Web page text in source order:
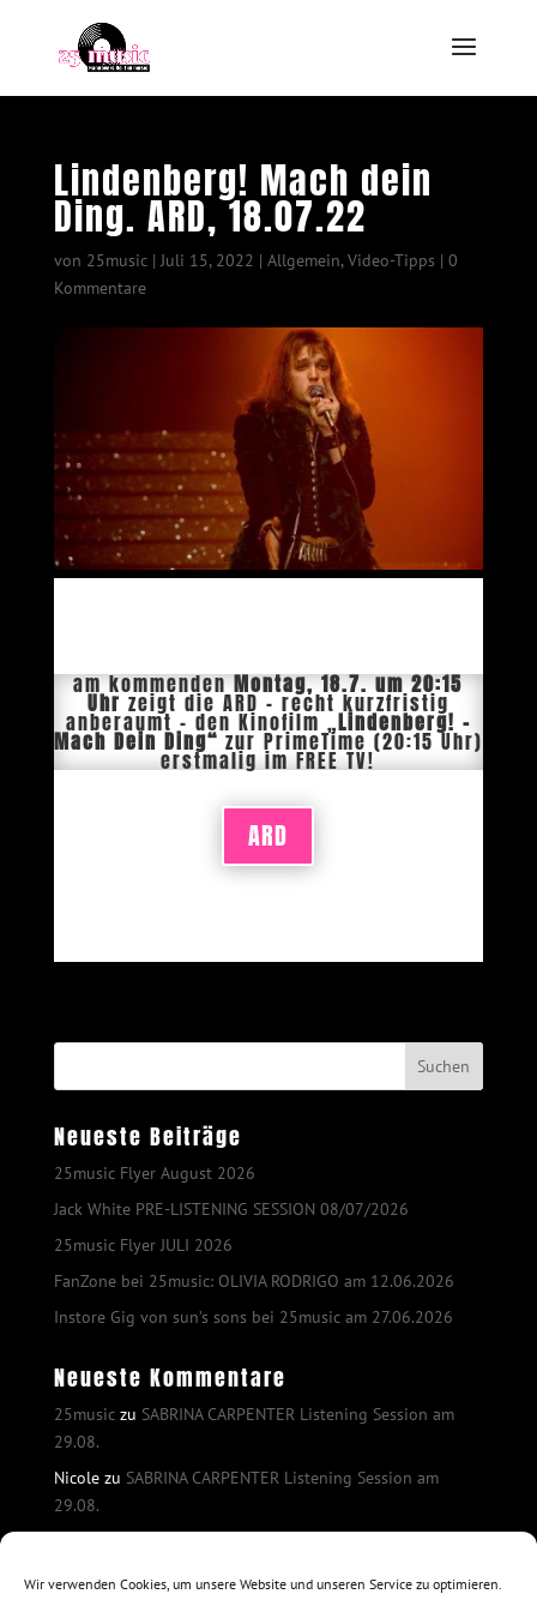
Wir verwenden Cookies, um unsere Website und unseren Service zu optimieren.
Lindenberg! Mach dein
Ding. ARD, 18.07.22
von 25music|Juli 15, 2022 | Allgemein,Video-Tipps | 0
Kommentare
am kommendenMontag, 18.7. um 20:15
Uhr zeigt die ARD – recht kurzfristig
anberaumt – den Kinofilm „Lindenberg! –
Mach Dein Ding“ zur PrimeTime (20:15 Uhr)
erstmalig im FREE TV!
ARD
Neueste Beiträge
25music Flyer August 2026
Jack White PRE-LISTENING SESSION 08/07/2026
25music Flyer JULI 2026
FanZone bei 25music: OLIVIA RODRIGO am 12.06.2026
Instore Gig von sun’s sons bei 25music am 27.06.2026
Neueste Kommentare
25musiczu SABRINA CARPENTER Listening Session am
29.08.
Nicolezu SABRINA CARPENTER Listening Session am
29.08.